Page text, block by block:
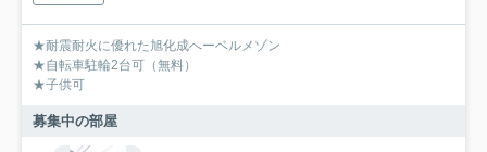
★耐震耐火に優れた旭化成へーベルメゾン
★自転車駐輪2台可（無料）
★子供可
募集中の部屋